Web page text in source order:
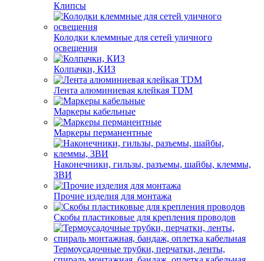
Клипсы
Колодки клеммные для сетей уличного
освещения
Колпачки, КИЗ
Лента алюминиевая клейкая TDM
Маркеры кабельные
Маркеры перманентные
Наконечники, гильзы, разъемы, шайбы, клеммы,
ЗВИ
Прочие изделия для монтажа
Скобы пластиковые для крепления проводов
Термоусадочные трубки, перчатки, ленты,